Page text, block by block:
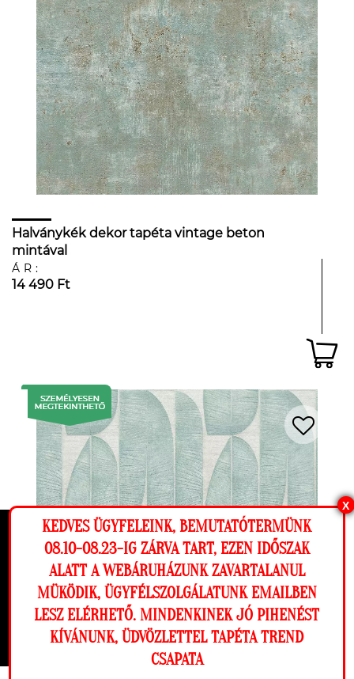
Ez a weboldal cookie-kat használ, hogy a
lehető legjobb élményt nyújtsa honlapunkon.
Beállítások
Elutasítom Engedélyezem
Halványkék dekor tapéta vintage beton
mintával
ÁR:
14 490 Ft
X
KEDVES ÜGYFELEINK, BEMUTATÓTERMÜNK
08.10-08.23-IG ZÁRVA TART, EZEN IDŐSZAK
ALATT A WEBÁRUHÁZUNK ZAVARTALANUL
MÜKÖDIK, ÜGYFÉLSZOLGÁLATUNK EMAILBEN
LESZ ELÉRHETŐ. MINDENKINEK JÓ PIHENÉST
KÍVÁNUNK, ÜDVÖZLETTEL TAPÉTA TREND
CSAPATAMegnézem a falamon